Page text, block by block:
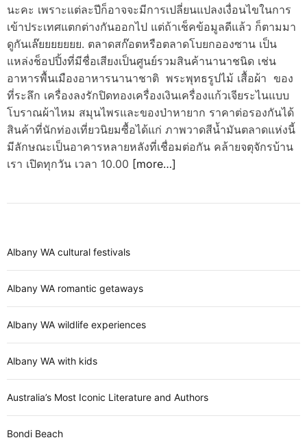
นะคะ เพราะแต่ละปีก็อาจจะมีการเปลี่ยนแปลงเงื่อนไขในการ
เข้าประเทศแตกต่างกันออกไป แต่ถ้าเช็คข้อมูลดีแล้ว ก็ตามมา
ดูกันเล๊ยยยยยยย. ตลาดสก๊อตหรือตลาดโบยกอองซาน เป็น
แหล่งช็อปปิ้งที่มีชื่อเสียงเป็นศูนย์รวมสินค้านานาชนิด เช่น
อาหารพื้นเมืองอาหารนานาชาติ พระพุทธรูปไม้ เสื้อผ้า ของ
ที่ระลึก เครื่องลงรักปิดทองเครื่องเงินเครื่องแก้วเจียระไนแบบ
โบราณผ้าไหม สมุนไพรและของป่าหายาก ราคาต่อรองกันได้
สินค้าที่นักท่องเที่ยวนิยมซื้อได้แก่ ภาพวาดสีน้ำมันตลาดแห่งนี้
มีลักษณะเป็นอาคารหลายหลังที่เชื่อมต่อกัน คล้ายจตุจักรบ้าน
เรา เปิดทุกวัน เวลา 10.00 [more…]
Albany WA cultural festivals
Albany WA romantic getaways
Albany WA wildlife experiences
Albany WA with kids
Australia’s Most Iconic Literature and Authors
Bondi Beach